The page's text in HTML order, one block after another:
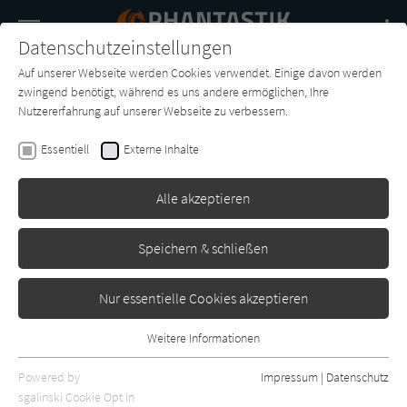
SUCHE
Buch-
Entdecker
Forum Charts
Algernon Blackwood
Der Griff aus dem Dunkel
Erschienen: Januar 1973 0
Datenschutzeinstellungen
Auf unserer Webseite werden Cookies verwendet. Einige davon werden
zwingend benötigt, während es uns andere ermöglichen, Ihre
Nutzererfahrung auf unserer Webseite zu verbessern.
Essentiell Externe Inhalte
Alle akzeptieren
Speichern & schließen
Nur essentielle Cookies akzeptieren
Essentielle Cookies werden für grundlegende Funktionen der
Webseite benötigt. Dadurch ist gewährleistet, dass die Webseite
Weitere Informationen
Powered by
sgalinski Cookie Opt In
Impressum | Datenschutz